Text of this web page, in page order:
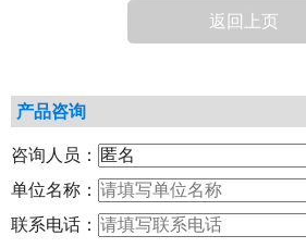
返回上页
产品咨询
咨询人员：
单位名称：
联系电话：